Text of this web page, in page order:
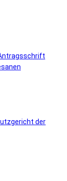
der